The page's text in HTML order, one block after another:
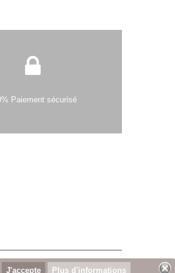
Plus d'informations
Paiement sécurisé